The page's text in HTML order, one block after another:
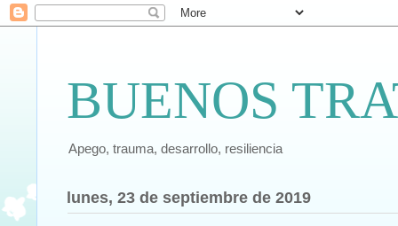
BUENOS
Apego, trauma, desarrollo, resiliencia
lunes, 23 de septiembre de 2019